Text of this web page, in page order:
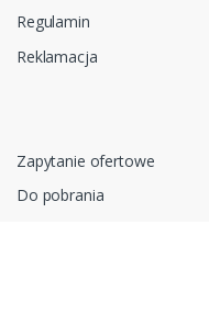
Regulamin
Reklamacja
Zapytanie ofertowe
Do pobrania